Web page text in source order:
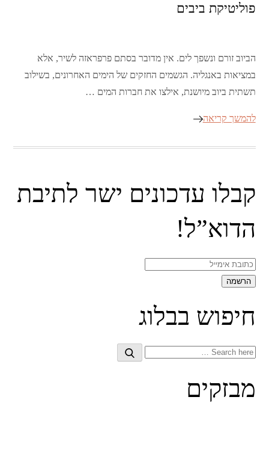
פוליטיקת ביבים
הביוב זורם ונשפך לים. אין מדובר בסתם פרפראזה לשיר, אלא
במציאות באנגליה. הגשמים החזקים של הימים האחרונים, בשילוב
תשתית ביוב מיושנת, אילצו את חברות המים …
להמשך קריאה
קבלו עדכונים ישר לתיבת
הדוא”ל!
חיפוש בבלוג
Search
Search
מבזקים